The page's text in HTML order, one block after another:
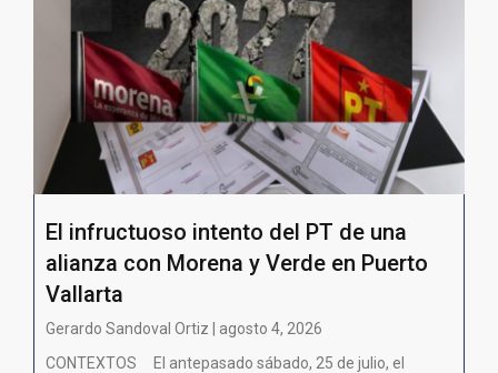
El infructuoso intento del PT de una
alianza con Morena y Verde en Puerto
Vallarta
Gerardo Sandoval Ortiz | agosto 4, 2026
CONTEXTOS El antepasado sábado, 25 de julio, el